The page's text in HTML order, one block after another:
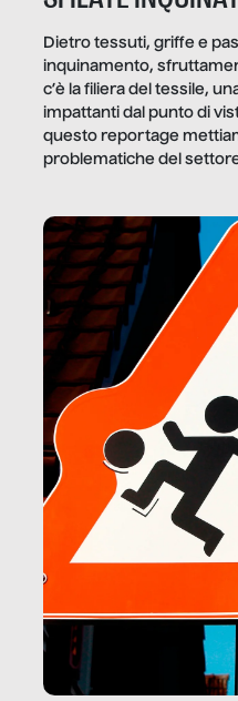
Dietro tessuti, griffe e
inquinamento,
c’è la filiera del tessile,
impattanti dal punto di
questo reportage
problematiche del